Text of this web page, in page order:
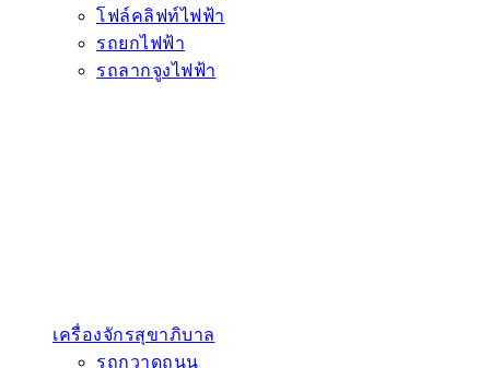
โฟล์คลิฟท์ไฟฟ้า
รถยกไฟฟ้า
รถลากจูงไฟฟ้า
เครื่องจักรสุขาภิบาล
รถกวาดถนน